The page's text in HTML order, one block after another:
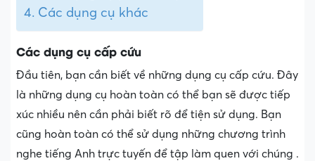
Các dụng cụ khác
Các dụng cụ cấp cứu
Đầu tiên, bạn cần biết về những dụng cụ cấp cứu. Đây
là những dụng cụ hoàn toàn có thể bạn sẽ được tiếp
xúc nhiều nên cần phải biết rõ để tiện sử dụng. Bạn
cũng hoàn toàn có thể sử dụng những chương trình
nghe tiếng Anh trực tuyến để tập làm quen với chúng .